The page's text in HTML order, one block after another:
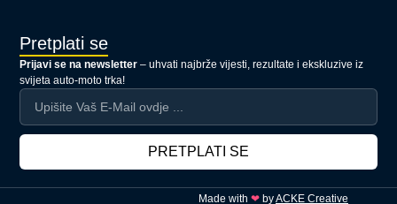
Pretplati se
Prijavi se na newsletter – uhvati najbrže vijesti, rezultate i ekskluzive iz
svijeta auto-moto trka!
PRETPLATI SE
Made with ❤ byACKE Creative